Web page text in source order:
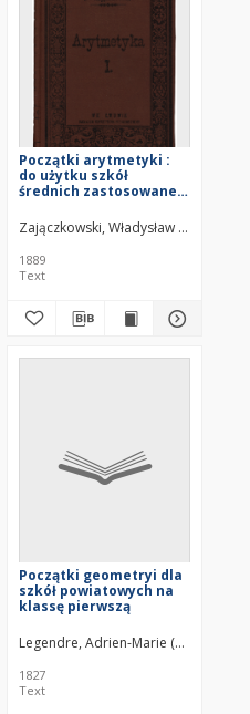
Początki arytmetyki :
do użytku szkół
średnich zastosowane.
Zajączkowski, Władysław
1889
Text
Początki geometryi dla
szkół powiatowych na
klassę pierwszą
Legendre, Adrien-Marie (1752–1833)
1827
Text